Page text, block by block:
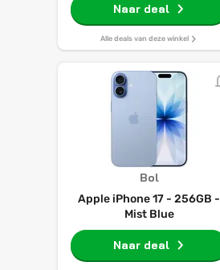
Naar deal
Alle deals van deze winkel
Bol
Apple iPhone 17 - 256GB -
Mist Blue
Naar deal